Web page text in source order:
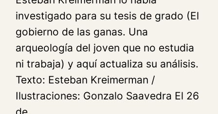
investigado para su tesis de grado (El
gobierno de las ganas. Una
arqueología del joven que no estudia
ni trabaja) y aquí actualiza su análisis.
Texto: Esteban Kreimerman /
Ilustraciones: Gonzalo Saavedra El 26